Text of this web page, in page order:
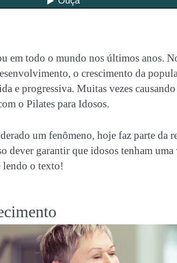
em todo o mundo nos últimos anos.
o crescimento da
e progressiva. Muitas vezes
o Pilates para Idosos.
um fenômeno, hoje faz parte da
dever garantir que idosos tenham
lendo o texto!